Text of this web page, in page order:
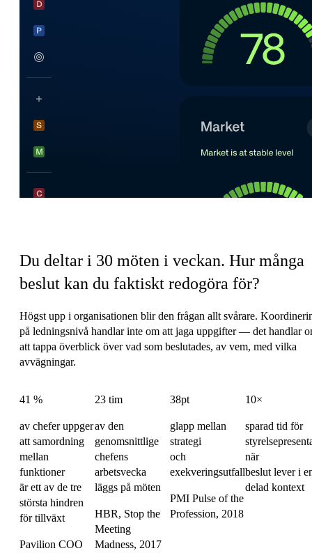
Du deltar i 30 möten i veckan. Hur många
beslut kan du faktiskt redogöra för?
Högst upp i organisationen blir den frågan allt svårare.
på ledningsnivå handlar inte om att jaga uppgifter — det handlar
att tappa överblick över vad som beslutades, av vem, med vilka
avvägningar.
41 %
av chefer uppger
att samordning
mellan
funktioner
är ett av de tre
största hindren
för tillväxt
Pavilion COO
23 tim
av den
genomsnittlige
chefens
arbetsvecka
läggs på möten
HBR, Stop the
Meeting
Madness, 2017
38pt
glapp mellan
strategi
och
exekveringsutfall
PMI Pulse of the
Profession, 2018
10×
sparad tid för
när
beslut lever i
delad kontext